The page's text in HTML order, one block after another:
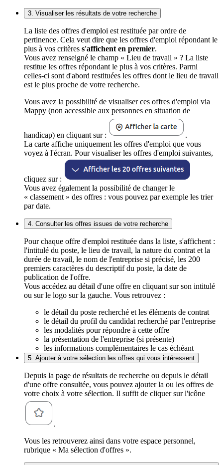
3. Visualiser les résultats de votre recherche
La liste des offres d'emploi est restituée par ordre de
pertinence. Cela veut dire que les offres d'emploi répondant le
plus à vos critères s'affichent en premier.
Vous avez renseigné le champ « Lieu de travail » ? La liste
restitue les offres répondant le plus à vos critères. Parmi
celles-ci sont d'abord restituées les offres dont le lieu de travail
est le plus proche de votre recherche.
Vous avez la possibilité de visualiser ces offres d'emploi via
Mappy (non accessible aux personnes en situation de
handicap) en cliquant sur :
.
La carte affiche uniquement les offres d'emploi que vous
voyez à l'écran. Pour visualiser les offres d'emploi suivantes,
cliquez sur :
Vous avez également la possibilité de changer le
« classement » des offres : vous pouvez par exemple les trier
par date.
4. Consulter les offres issues de votre recherche
Pour chaque offre d'emploi restituée dans la liste, s'affichent :
l'intitulé du poste, le lieu de travail, la nature du contrat et la
durée de travail, le nom de l'entreprise si précisé, les 200
premiers caractères du descriptif du poste, la date de
publication de l'offre.
Vous accédez au détail d'une offre en cliquant sur son intitulé
ou sur le logo sur la gauche. Vous retrouvez :
le détail du poste recherché et les éléments de contrat
le détail du profil du candidat recherché par l'entreprise
les modalités pour répondre à cette offre
la présentation de l'entreprise (si présente)
les informations complémentaires le cas échéant
5. Ajouter à votre sélection les offres qui vous intéressent
Depuis la page de résultats de recherche ou depuis le détail
d'une offre consultée, vous pouvez ajouter la ou les offres de
votre choix à votre sélection. Il suffit de cliquer sur l'icône
.
Vous les retrouverez ainsi dans votre espace personnel,
rubrique « Ma sélection d'offres ».